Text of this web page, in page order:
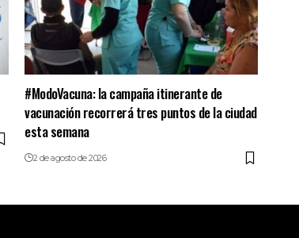
#ModoVacuna: la campaña itinerante de
vacunación recorrerá tres puntos de la ciudad
esta semana
2 de agosto de 2026